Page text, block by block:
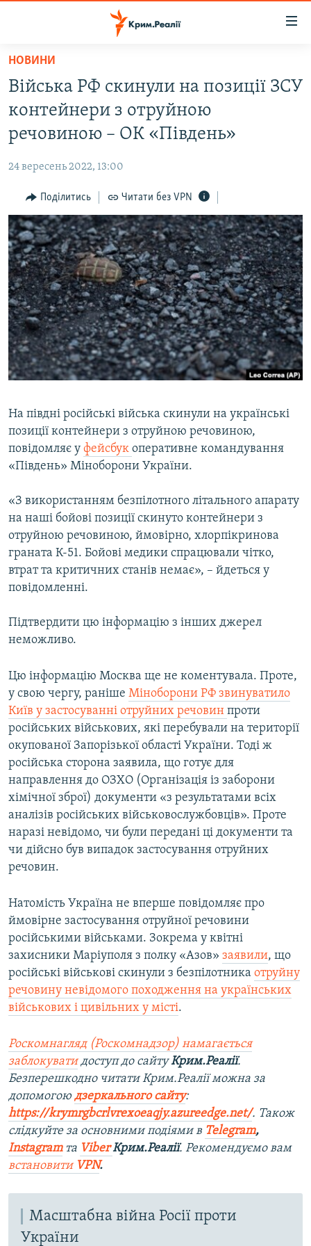
Перейти
основного
матеріалу
до
основної
навігації
Перейти
до
пошуку
ВІДЕО ТА ФОТО
БЛОГИ
ПОГЛЯД
ІНТЕРВ'Ю
ВСЕ ЗА ДЕНЬ
СПЕЦПРОЕКТИ
ДЕПОРТАЦІЯ
ВІДЕОУРОКИ «ELIFBE»
СВІДЧЕННЯ ОКУПАЦІЇ
УКРАЇНСЬКА ПРОБЛЕМА КРИМУ
ЯК ОБІЙТИ БЛОКУВАННЯ
Русский
Qırımtatar
Усі сайти RFE/RL
НОВИНИ
Війська РФ скинули на позиції ЗСУ
контейнери з отруйною
речовиною – ОК «Південь»
24 вересень 2022, 13:00
Поділитись Читати без VPN
На півдні російські війська скинули на українські
позиції контейнери з отруйною речовиною,
повідомляє у фейсбук оперативне командування
«Південь» Міноборони України.
«З використанням безпілотного літального апарату
на наші бойові позиції скинуто контейнери з
отруйною речовиною, ймовірно, хлорпікринова
граната К-51. Бойові медики спрацювали чітко,
втрат та критичних станів немає», – йдеться у
повідомленні.
Підтвердити цю інформацію з інших джерел
неможливо.
Цю інформацію Москва ще не коментувала. Проте,
у свою чергу, раніше Міноборони РФ звинуватило
Київ у застосуванні отруйних речовин проти
російських військових, які перебували на території
окупованої Запорізької області України. Тоді ж
російська сторона заявила, що готує для
направлення до ОЗХО (Організація із заборони
хімічної зброї) документи «з результатами всіх
аналізів російських військовослужбовців». Проте
наразі невідомо, чи були передані ці документи та
чи дійсно був випадок застосування отруйних
речовин.
Натомість Україна не вперше повідомляє про
ймовірне застосування отруйної речовини
російськими військами. Зокрема у квітні
захисники Маріуполя з полку «Азов» заявили, що
російські військові скинули з безпілотника отруйну
речовину невідомого походження на українських
військових і цивільних у місті.
Роскомнагляд (Роскомнадзор) намагається
заблокуватидоступ до сайтуКрим.Реалії.
Безперешкодно читати Крим.Реалії можна за
допомогою дзеркального сайту:
https://krymrgbcrlvrexoeaqjy.azureedge.net/. Також
слідкуйте за основними подіями в Telegram,
Instagramта ViberКрим.Реалії. Рекомендуємо вам
встановити VPN.
Масштабна війна Росії проти
України